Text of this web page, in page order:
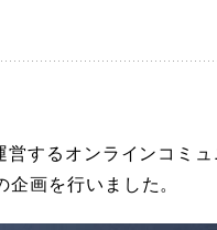
営するオンラインコミ
企画を行いました。